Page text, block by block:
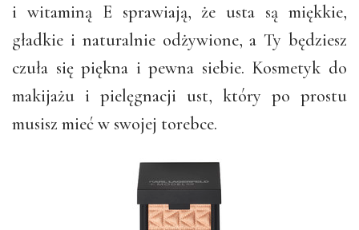
i witaminą E sprawiają, że usta są miękkie,
gładkie i naturalnie odżywione, a Ty będziesz
czuła się piękna i pewna siebie. Kosmetyk do
makijażu i pielęgnacji ust, który po prostu
musisz mieć w swojej torebce.